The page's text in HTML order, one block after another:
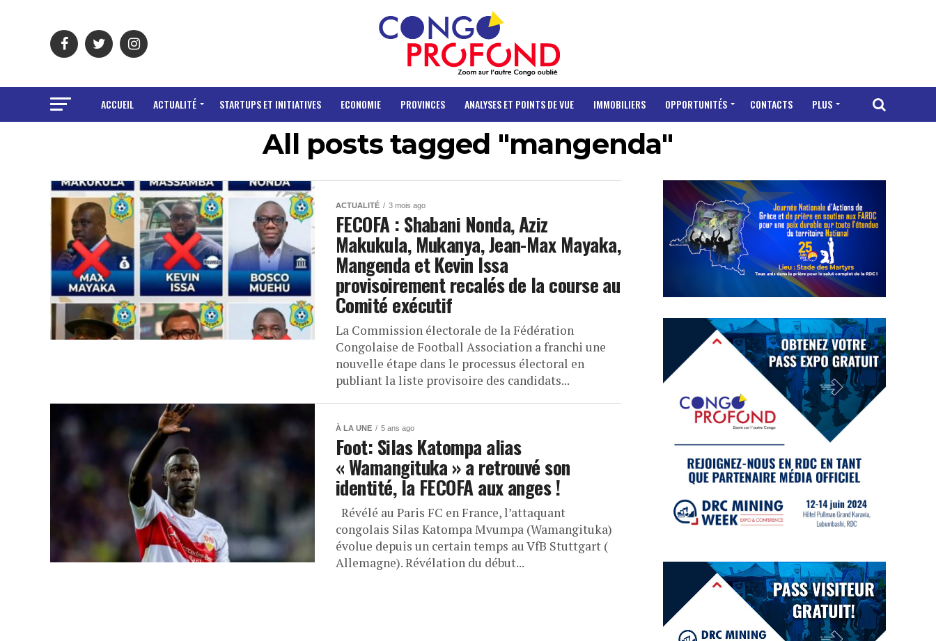
ACCUEIL ACTUALITÉ STARTUPS ET INITIATIVES ECONOMIE PROVINCES ANALYSES ET POINTS DE VUE IMMOBILIERS OPPORTUNITÉS CONTACTS PLUS
All posts tagged "mangenda"
ACTUALITÉ 3 mois ago
FECOFA : Shabani Nonda, Aziz
Makukula, Mukanya, Jean-Max Mayaka,
Mangenda et Kevin Issa
provisoirement recalés de la course au
Comité exécutif
La Commission électorale de la Fédération
Congolaise de Football Association a franchi une
nouvelle étape dans le processus électoral en
publiant la liste provisoire des candidats...
À LA UNE 5 ans ago
Foot: Silas Katompa alias
« Wamangituka » a retrouvé son
identité, la FECOFA aux anges !
Révélé au Paris FC en France, l’attaquant
congolais Silas Katompa Mvumpa (Wamangituka)
évolue depuis un certain temps au VfB Stuttgart (
Allemagne). Révélation du début...